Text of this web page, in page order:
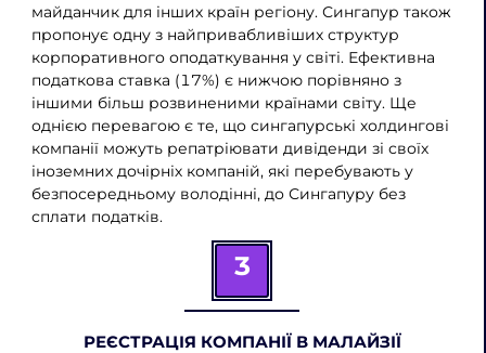
майданчик для інших країн регіону. Сингапур також
пропонує одну з найпривабливіших структур
корпоративного оподаткування у світі. Ефективна
податкова ставка (17%) є нижчою порівняно з
іншими більш розвиненими країнами світу. Ще
однією перевагою є те, що сингапурські холдингові
компанії можуть репатріювати дивіденди зі своїх
іноземних дочірніх компаній, які перебувають у
безпосередньому володінні, до Сингапуру без
сплати податків.
3
РЕЄСТРАЦІЯ КОМПАНІЇ В МАЛАЙЗІЇ